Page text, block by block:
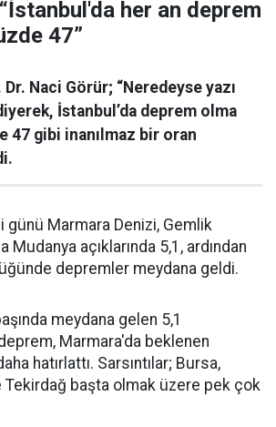
her an deprem
47”
Naci Görür; “Neredeyse yazı
İstanbul’da deprem olma
47 gibi inanılmaz bir oran
günü Marmara Denizi, Gemlik
açıklarında 5,1, ardından
depremler meydana geldi.
meydana gelen 5,1
Marmara'da beklenen
hatırlattı. Sarsıntılar; Bursa,
Tekirdağ başta olmak üzere pek çok